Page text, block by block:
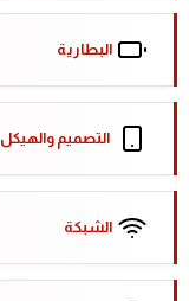
البطارية
التصميم والهيكل
الشبكة